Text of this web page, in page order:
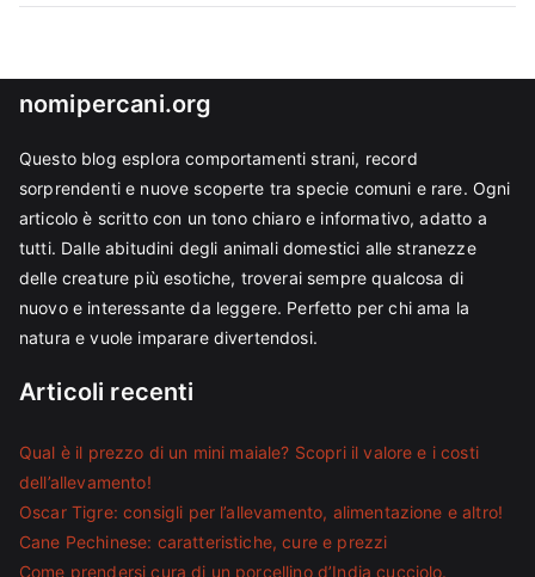
nomipercani.org
Questo blog esplora comportamenti strani, record
sorprendenti e nuove scoperte tra specie comuni e rare. Ogni
articolo è scritto con un tono chiaro e informativo, adatto a
tutti. Dalle abitudini degli animali domestici alle stranezze
delle creature più esotiche, troverai sempre qualcosa di
nuovo e interessante da leggere. Perfetto per chi ama la
natura e vuole imparare divertendosi.
Articoli recenti
Qual è il prezzo di un mini maiale? Scopri il valore e i costi
dell’allevamento!
Oscar Tigre: consigli per l’allevamento, alimentazione e altro!
Cane Pechinese: caratteristiche, cure e prezzi
Come prendersi cura di un porcellino d’India cucciolo.